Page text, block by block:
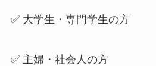
✅ 大学生・専門学生の方
✅ 主婦・社会人の方